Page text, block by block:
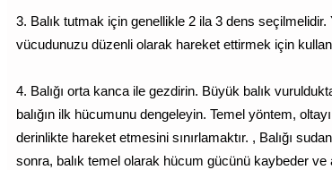
3. Balık tutmak için genellikle 2 ila 3 dens seçilmelidir.
vücudunuzu düzenli olarak hareket ettirmek için
4. Balığı orta kanca ile gezdirin. Büyük balık
balığın ilk hücumunu dengeleyin. Temel yöntem,
derinlikte hareket etmesini sınırlamaktır. , Balığı
sonra, balık temel olarak hücum gücünü kaybeder ve